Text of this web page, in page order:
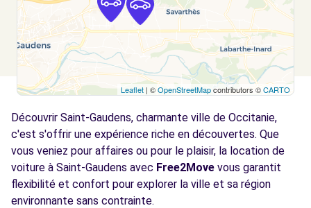
Leaflet | ©OpenStreetMapcontributors ©CARTO
Découvrir Saint-Gaudens, charmante ville de Occitanie,
c'est s'offrir une expérience riche en découvertes. Que
vous veniez pour affaires ou pour le plaisir, la location de
voiture à Saint-Gaudens avec Free2Move vous garantit
flexibilité et confort pour explorer la ville et sa région
environnante sans contrainte.